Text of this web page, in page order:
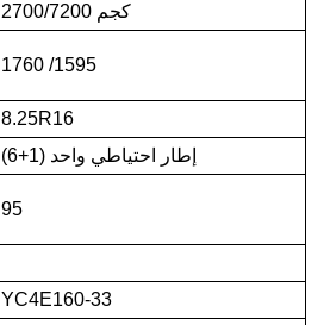
2700/7200 كجم
1760 /1595
8.25R16
(6+1) إطار احتياطي واحد
95
YC4E160-33